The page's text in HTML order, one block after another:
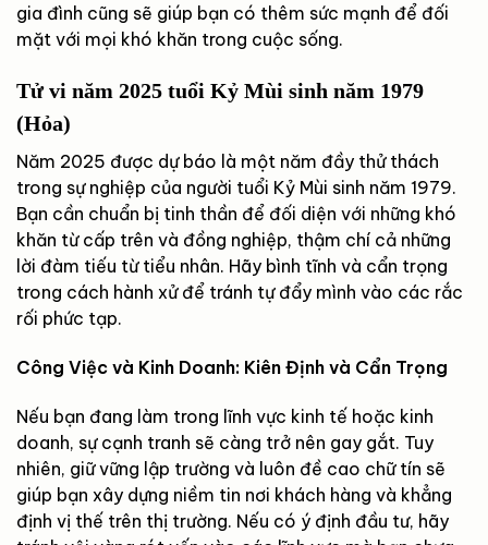
gia đình cũng sẽ giúp bạn có thêm sức mạnh để đối
mặt với mọi khó khăn trong cuộc sống.
Tử vi năm 2025 tuổi Kỷ Mùi sinh năm 1979
(Hỏa)
Năm 2025 được dự báo là một năm đầy thử thách
trong sự nghiệp của người tuổi Kỷ Mùi sinh năm 1979.
Bạn cần chuẩn bị tinh thần để đối diện với những khó
khăn từ cấp trên và đồng nghiệp, thậm chí cả những
lời đàm tiếu từ tiểu nhân. Hãy bình tĩnh và cẩn trọng
trong cách hành xử để tránh tự đẩy mình vào các rắc
rối phức tạp.
Công Việc và Kinh Doanh: Kiên Định và Cẩn Trọng
Nếu bạn đang làm trong lĩnh vực kinh tế hoặc kinh
doanh, sự cạnh tranh sẽ càng trở nên gay gắt. Tuy
nhiên, giữ vững lập trường và luôn đề cao chữ tín sẽ
giúp bạn xây dựng niềm tin nơi khách hàng và khẳng
định vị thế trên thị trường. Nếu có ý định đầu tư, hãy